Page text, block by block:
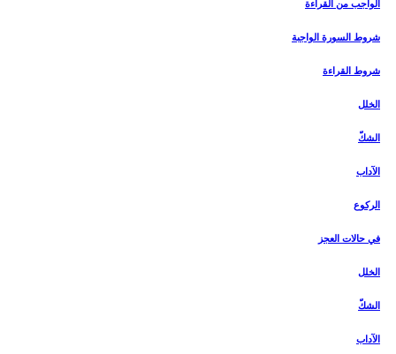
الواجب من القراءة
شروط السورة الواجبة
شروط القراءة
الخلل
الشكّ
الآداب
الركوع‏
في حالات العجز
الخلل
الشكّ
الآداب